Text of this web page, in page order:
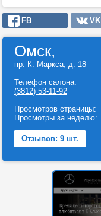
FB VK
Омск,
пр. К. Маркса, д. 18
Телефон салона:
(3812) 53-11-92
Просмотров страницы:
Просмотры за неделю:
Отзывов: 9 шт.